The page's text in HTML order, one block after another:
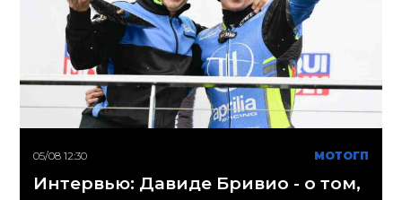
05/08 12:30 МОТОГП
Интервью: Давиде Бривио - о том,